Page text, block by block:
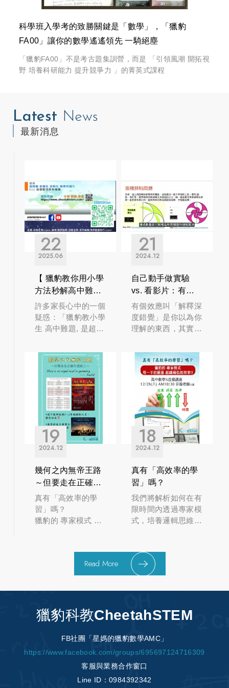
科學班入學考的致勝關鍵是「數學」，「獵豹
FA00」讓你的數學遙遙領先 一騎絕塵
「獵豹FA00」不是考古題集訓營，而是 「引領風潮 開拓視
野 培養科研能力 提升競爭力 」的菁英式課程
Latest News
最新消息
22
06
2025
【 獵豹教你用小學
方法秒解高中難
題!】
許多家長心中的一個
疑惑：「獵豹教小學
生 高中難題, 是超綱
2112
2024
自己動手做實驗
vs. 看影片：有何
不同？
有個效應叫「解釋深
度錯覺」是你以為你
理解的東西，其實往
1912
2024
幾何之內無帝王路
～但要走在正確的
道路上
真有「高效率的學
習」嗎？
獵豹的 專家模式 用
1812
2024
真有「高效率的學
習」嗎？
我們將解析如何在有
限時間內透過專家模
式，培養邏輯思維與
Read More
獵豹科教CheetahSTEM
FB社團「星媽的獵豹數學AMC」
https://www.facebook.com/groups/695697124716309
客服與業務合作窗口
Line ID：0984392342